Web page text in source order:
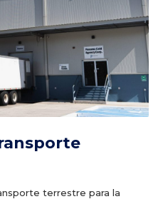
terrestre para la